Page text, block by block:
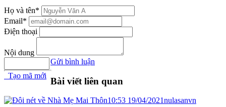
Họ và tên*
Email*
Điện thoại
Nội dung
Tạo mã mới
Gửi bình luận
Bài viết liên quan
10:53 19/04/2021nulasanvn